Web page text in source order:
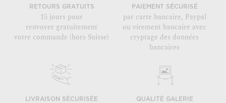
RETOURS GRATUITS
15 jours pour
renvoyer gratuitement
votre commande (hors Suisse)
PAIEMENT SÉCURISÉ
par carte bancaire, Paypal
ou virement bancaire avec
cryptage des données
bancaires
LIVRAISON SÉCURISÉE QUALITÉ GALERIE